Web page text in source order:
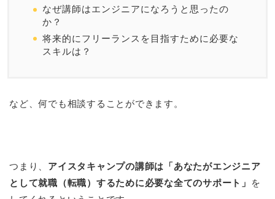
なぜ講師はエンジニアになろうと思ったの
か？
将来的にフリーランスを目指すために必要な
スキルは？
など、何でも相談することができます。
つまり、 アイスタキャンプの講師は「あなたがエンジニア
として就職（転職）するために必要な全てのサポート」
を